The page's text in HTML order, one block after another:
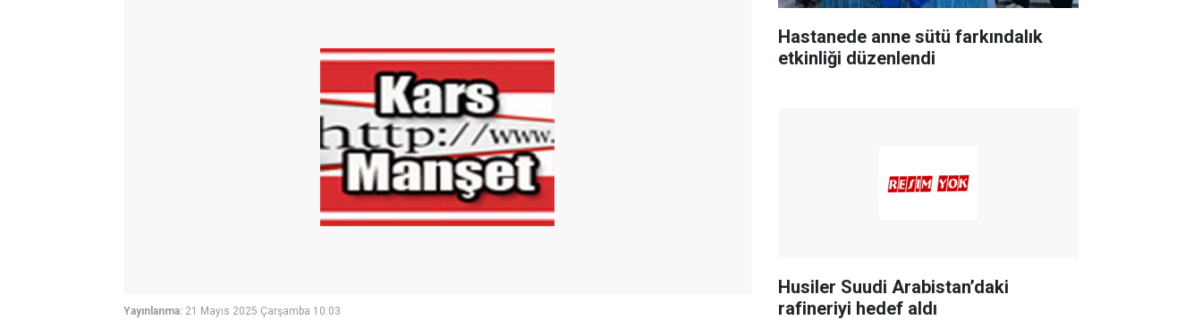
Yayınlanma: 21 Mayıs 2025 Çarşamba 10:03
Hastanede anne sütü farkındalık
etkinliği düzenlendi
Husiler Suudi Arabistan’daki
rafineriyi hedef aldı